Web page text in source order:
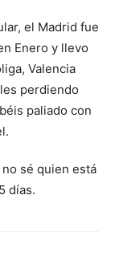
el Madrid fue
Enero y llevo
Valencia
perdiendo
paliado con
sé quien está
días.